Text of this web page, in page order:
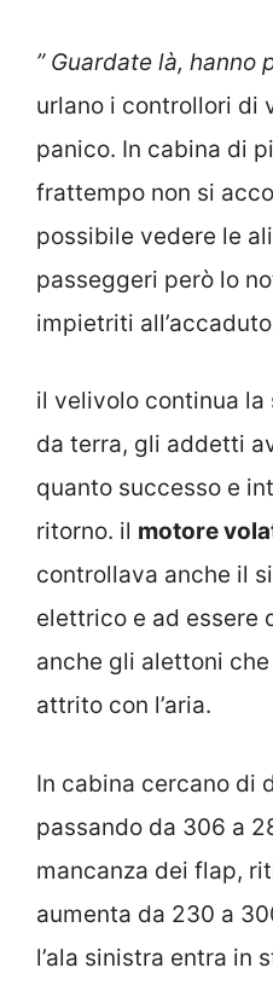
” Guardate là, hanno
urlano i controllori di
panico. In cabina di
frattempo non si
possibile vedere le
passeggeri però lo
impietriti
il velivolo continua la
da terra, gli addetti
quanto successo e
ritorno. il motore
controllava anche il
elettrico e ad essere
anche gli alettoni
attrito con l’aria.
In cabina cercano di
passando da 306 a
mancanza dei flap,
aumenta da 230 a
l’ala sinistra entra in